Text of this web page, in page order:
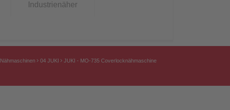
Industrienäher
Nähmaschinen 04 JUKI JUKI - MO-735 Coverlocknähmaschine